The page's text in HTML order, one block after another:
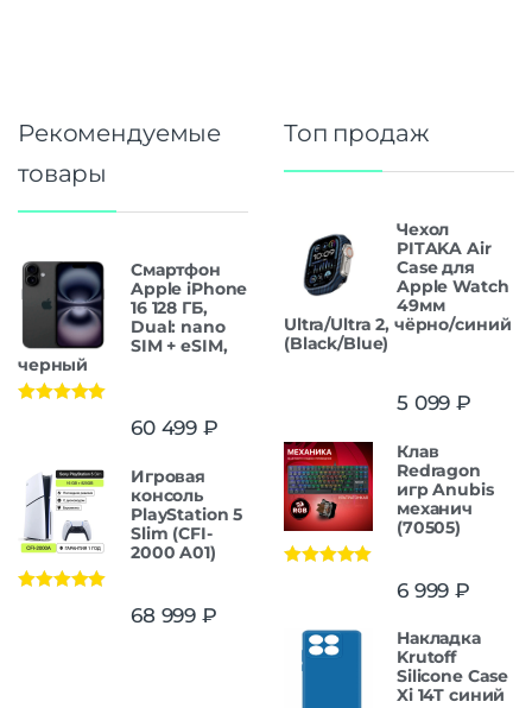
Рекомендуемые
товары
Смартфон
Apple iPhone
16 128 ГБ,
Dual: nano
SIM + eSIM,
черный
60 499 ₽
Игровая
консоль
PlayStation 5
Slim (CFI-
2000 A01)
68 999 ₽
Топ продаж
Чехол
PITAKA Air
Case для
Apple Watch
49мм
Ultra/Ultra 2, чёрно/синий
(Black/Blue)
5 099 ₽
Клав
Redragon
игр Anubis
механич
(70505)
6 999 ₽
Накладка
Krutoff
Silicone Case
Xi 14T синий